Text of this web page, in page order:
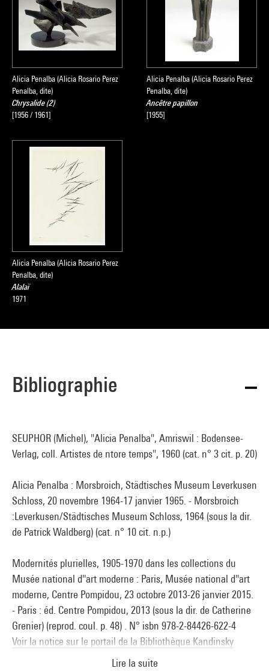
Alicia Penalba (Alicia Rosario Perez
Penalba, dite)
Chrysalide (2)
[1956 / 1961]
Alicia Penalba (Alicia Rosario Perez
Penalba, dite)
Ancêtre papillon
[1955]
Alicia Penalba (Alicia Rosario Perez
Penalba, dite)
Alalaï
1971
Bibliographie
SEUPHOR (Michel), "Alicia Penalba", Amriswil : Bodensee-
Verlag, coll. Artistes de ntore temps", 1960 (cat. n° 3 cit. p. 20)
Alicia Penalba : Morsbroich, Städtisches Museum Leverkusen
Schloss, 20 novembre 1964-17 janvier 1965. - Morsbroich
:Leverkusen/Städtisches Museum Schloss, 1964 (sous la dir.
de Patrick Waldberg) (cat. n° 10 cit. n.p.)
Modernités plurielles, 1905-1970 dans les collections du
Musée national d''art moderne : Paris, Musée national d''art
moderne, Centre Pompidou, 23 octobre 2013-26 janvier 2015.
- Paris : éd. Centre Pompidou, 2013 (sous la dir. de Catherine
Grenier) (reprod. coul. p. 48) . N° isbn 978-2-84426-622-4
Voir la notice sur le portail de la Bibliothèque Kandinsky
Lire la suite